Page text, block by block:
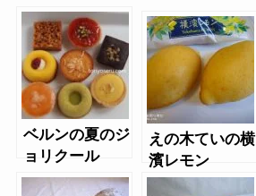
ベルンの夏のジ
ョリクール
えの木ていの横
濱レモン